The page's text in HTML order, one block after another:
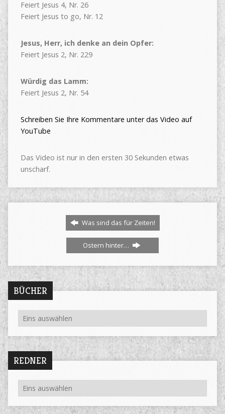
Feiert Jesus 4, Nr. 26
Feiert Jesus to go, Nr. 12
Jesus, Herr, ich denke an dein Opfer:
Feiert Jesus 2, Nr. 229
Würdig das Lamm:
Feiert Jesus 2, Nr. 54
Schreiben Sie Ihre Kommentare unter das Video auf
YouTube
Das Video ist nur in den ersten 30 Sekunden etwas
unscharf.
Was sind das für Zeiten!
Ostern hinter…
BÜCHER
REDNER